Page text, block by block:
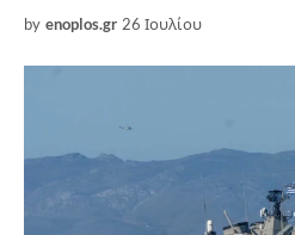
by enoplos.gr 26 Ιουλίου